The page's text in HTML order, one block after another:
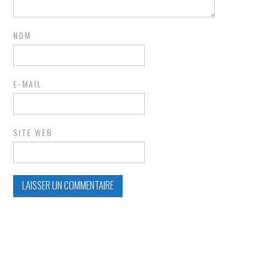
NOM
E-MAIL
SITE WEB